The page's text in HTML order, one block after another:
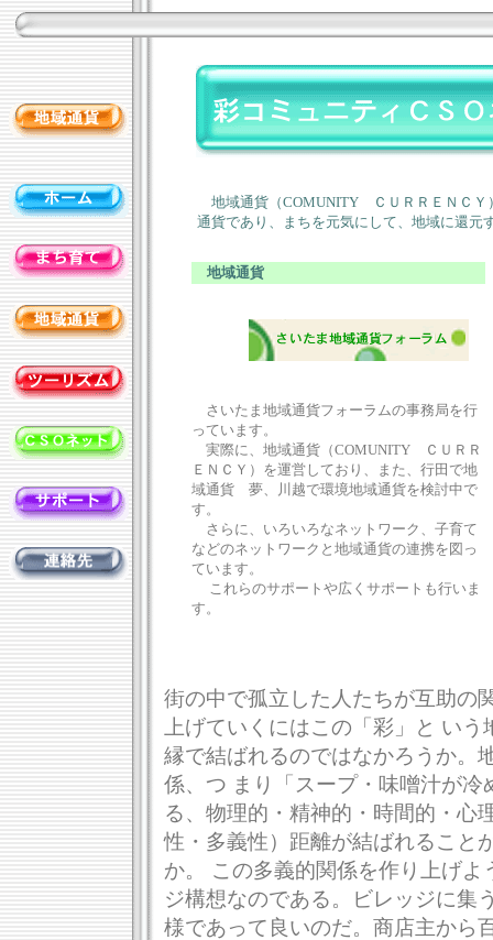
地域通貨（COMUNITY ＣＵＲＲＥＮＣＹ
通貨であり、まちを元気にして、地域に還元
地域通貨
さいたま地域通貨フォーラムの事務局を行
っています。
実際に、 地域通貨（COMUNITY ＣＵＲＲ
ＥＮＣＹ）を運営しており、また、行田で地
域通貨 夢、川越で環境地域通貨を検討中で
す。
さらに、いろいろなネットワーク、子育て
などのネットワークと地域通貨の連携を図っ
ています。
これらのサポートや広くサポートも行いま
す。
街の中で孤立した人たちが互助の
上げていくにはこの「彩」と い
縁で結ばれるのではなかろうか。
係、つ まり「スープ・味噌汁が冷
る、物理的・精神的・時間的・心
性・多義性）距離が結ばれること
か。 この多義的関係を作り上げよ
ジ構想なのである。ビレッジに集
様であって良いのだ。商店主から